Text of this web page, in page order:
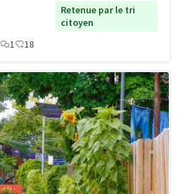
Retenue par le tri
citoyen
1 18